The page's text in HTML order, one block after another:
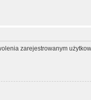
zarejestrowanym